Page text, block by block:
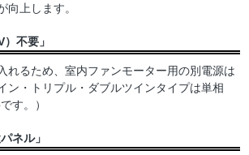
向上します。
不要」
れるため、室内ファンモーター用の別電源は
ン・トリプル・ダブルツインタイプは単相
す。）
ネル」